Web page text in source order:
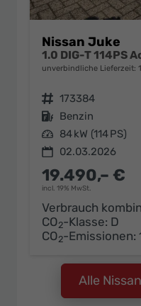
Nissan Juke
unverbindliche Lieferzeit:
Fahrzeugnr. 173384
Kraftstoff Benzin
Leistung 84 kW (114 PS)
02.03.2026
19.490,– €
incl. 19% MwSt.
Verbrauch
CO2-Klasse: D
CO2-Emissionen:
Alle